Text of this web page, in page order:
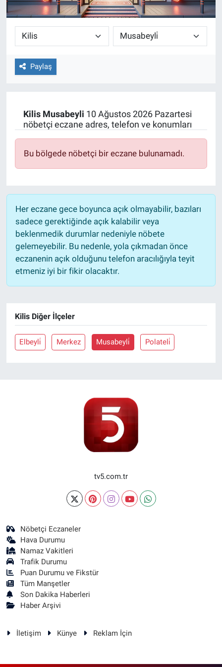
Paylaş
Kilis Musabeyli 10 Ağustos 2026 Pazartesi
nöbetçi eczane adres, telefon ve konumları
Bu bölgede nöbetçi bir eczane bulunamadı.
Her eczane gece boyunca açık olmayabilir, bazıları
sadece gerektiğinde açık kalabilir veya
beklenmedik durumlar nedeniyle nöbete
gelemeyebilir. Bu nedenle, yola çıkmadan önce
eczanenin açık olduğunu telefon aracılığıyla teyit
etmeniz iyi bir fikir olacaktır.
Kilis Diğer İlçeler
Elbeyli̇ Merkez Musabeyli̇ Polateli̇
tv5.com.tr
Nöbetçi Eczaneler
Hava Durumu
Namaz Vakitleri
Trafik Durumu
Puan Durumu ve Fikstür
Tüm Manşetler
Son Dakika Haberleri
Haber Arşivi
İletişim Künye Reklam İçin